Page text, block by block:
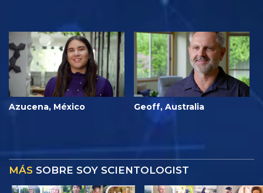
Azucena, México Geoff, Australia
MÁS SOBRE SOY SCIENTOLOGIST